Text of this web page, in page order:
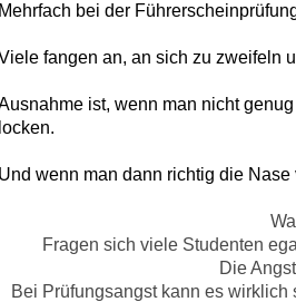
Mehrfach bei der
fangen an, an sich zu zweifeln
ist, wenn man nicht
locken.
Und wenn man dann richtig die
Fragen sich viele Studenten
Die
Bei Prüfungsangst kann es